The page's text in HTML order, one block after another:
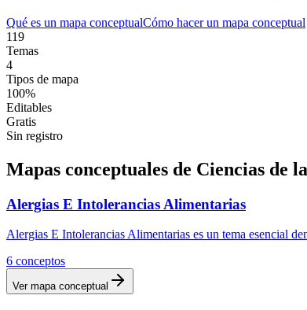
Qué es un mapa conceptualCómo hacer un mapa conceptual
119
Temas
4
Tipos de mapa
100%
Editables
Gratis
Sin registro
Mapas conceptuales de Ciencias de
Alergias E Intolerancias Alimentarias
Alergias E Intolerancias Alimentarias es un tema esencial
6 conceptos
Ver mapa conceptual